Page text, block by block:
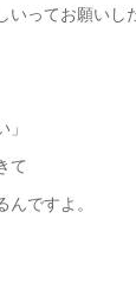
いってお願いし
て
ですよ。